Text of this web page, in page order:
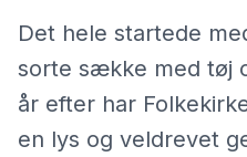
Det hele startede
sorte sække med tøj
år efter har
en lys og veldrevet